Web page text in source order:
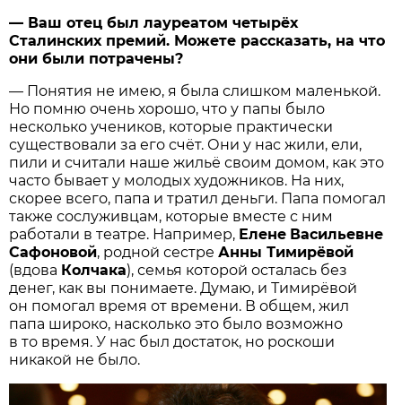
— Ваш отец был лауреатом четырёх
Сталинских премий. Можете рассказать, на что
они были потрачены?
— Понятия не имею, я была слишком маленькой.
Но помню очень хорошо, что у папы было
несколько учеников, которые практически
существовали за его счёт. Они у нас жили, ели,
пили и считали наше жильё своим домом, как это
часто бывает у молодых художников. На них,
скорее всего, папа и тратил деньги. Папа помогал
также сослуживцам, которые вместе с ним
работали в театре. Например, Елене Васильевне
Сафоновой, родной сестреАнны Тимирёвой
(вдова Колчака), семья которой осталась без
денег, как вы понимаете. Думаю, и Тимирёвой
он помогал время от времени. В общем, жил
папа широко, насколько это было возможно
в то время. У нас был достаток, но роскоши
никакой не было.